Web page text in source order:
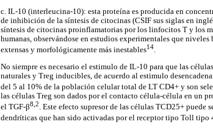
c. IL-10 (interleucina-10): esta proteína es producida en
de inhibición de la síntesis de citocinas (CSIF sus siglas en
síntesis de citocinas proinflamatorias por los linfocitos T y los
humanas, observándose en estudios experimentales que
extensas y morfológicamente más inestables14.
No siempre es necesario el estimulo de IL-10 para que las
naturales y Treg inducibles, de acuerdo al estimulo
del 5 al 10% de la población celular total de LT CD4+ y son
las células Treg son dados por el contacto célula-célula en un
el TGF-β8,2. Este efecto supresor de las células TCD25+
dendríticas que han sido activadas por el receptor tipo Toll tipo